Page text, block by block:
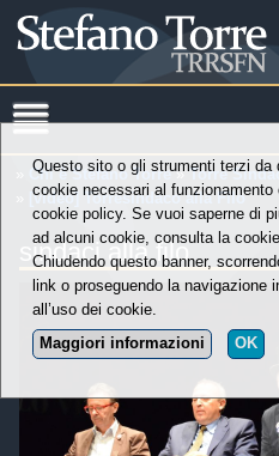
Chi è Stefano Torre »Torre
[video] Torresindaco alla Filo
sindaci alla filo
Questo sito o gli strumenti terzi
cookie necessari al
cookie policy. Se vuoi saperne di
ad alcuni cookie, consulta la
Chiudendo questo banner,
link o proseguendo la navigazione
all’uso dei cookie.
Maggiori informazioni
OK